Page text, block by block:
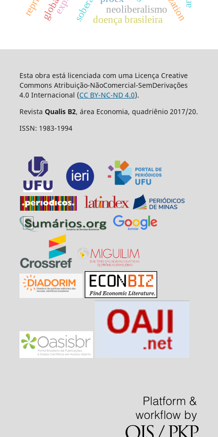
neoliberalismo
doença brasileira
Esta obra está licenciada com uma Licença Creative
Commons Atribuição-NãoComercial-SemDerivações
4.0 Internacional (CC BY-NC-ND 4.0).
Revista Qualis B2, área Economia, quadriênio 2017/20.
ISSN: 1983-1994